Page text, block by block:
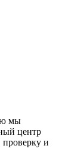
мы
центр
проверку и